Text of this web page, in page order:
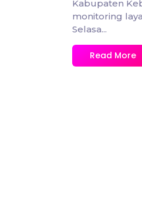
Kabupaten
monitoring
Selasa...
Read More